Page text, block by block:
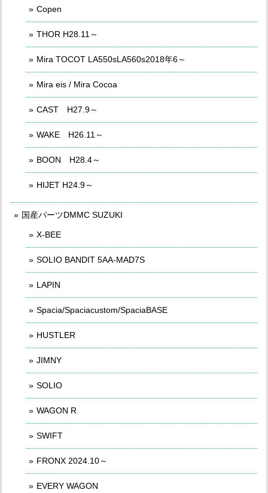
Copen
THOR H28.11～
Mira TOCOT LA550sLA560s2018年6～
Mira eis / Mira Cocoa
CAST H27.9～
WAKE H26.11～
BOON H28.4～
HIJET H24.9～
国産パーツDMMC SUZUKI
X-BEE
SOLIO BANDIT 5AA-MAD7S
LAPIN
Spacia/Spaciacustom/SpaciaBASE
HUSTLER
JIMNY
SOLIO
WAGON R
SWIFT
FRONX 2024.10～
EVERY WAGON